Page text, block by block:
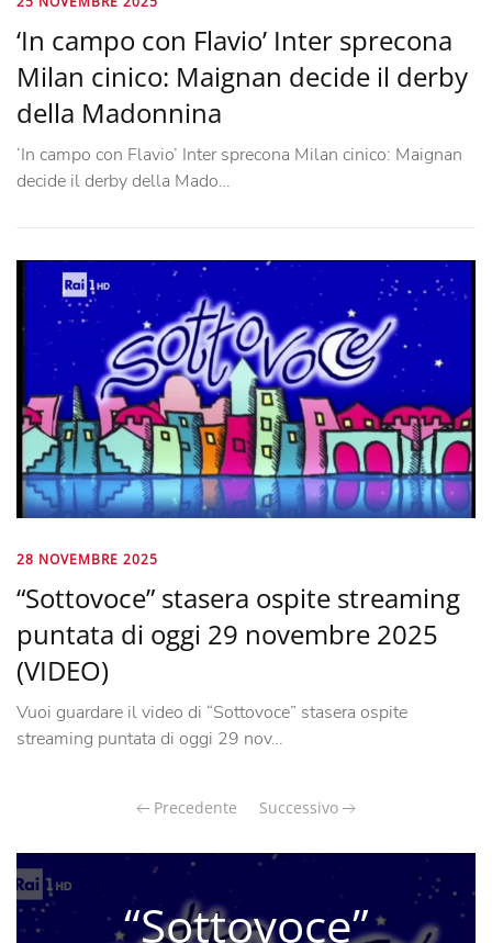
‘In campo con Flavio’ Inter sprecona
Milan cinico: Maignan decide il derby
della Madonnina
‘In campo con Flavio’ Inter sprecona Milan cinico: Maignan
decide il derby della Mado…
28 NOVEMBRE 2025
“Sottovoce” stasera ospite streaming
puntata di oggi 29 novembre 2025
(VIDEO)
Vuoi guardare il video di “Sottovoce” stasera ospite
streaming puntata di oggi 29 nov…
Precedente Successivo
“Sottovoce”